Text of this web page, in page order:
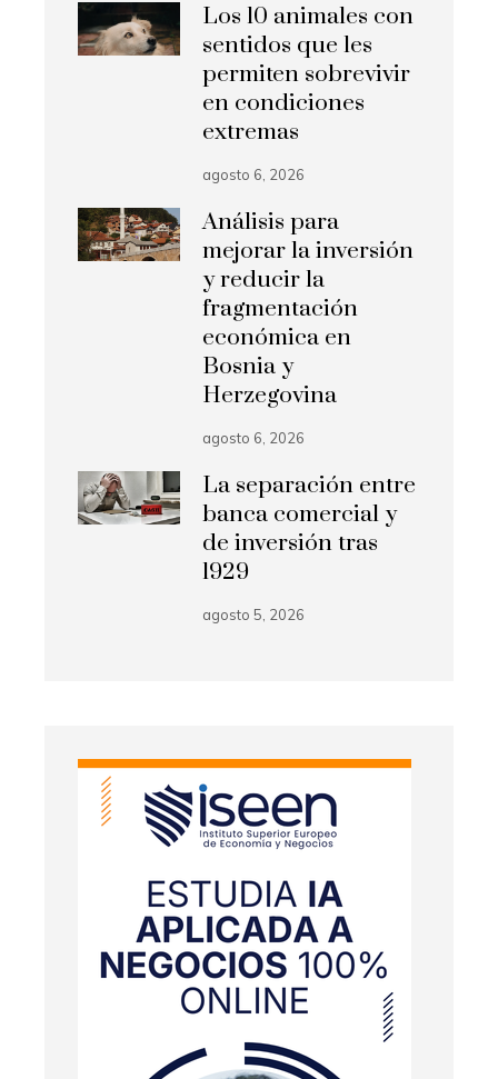
Los 10 animales con
sentidos que les
permiten sobrevivir
en condiciones
extremas
agosto 6, 2026
Análisis para
mejorar la inversión
y reducir la
fragmentación
económica en
Bosnia y
Herzegovina
agosto 6, 2026
La separación entre
banca comercial y
de inversión tras
1929
agosto 5, 2026